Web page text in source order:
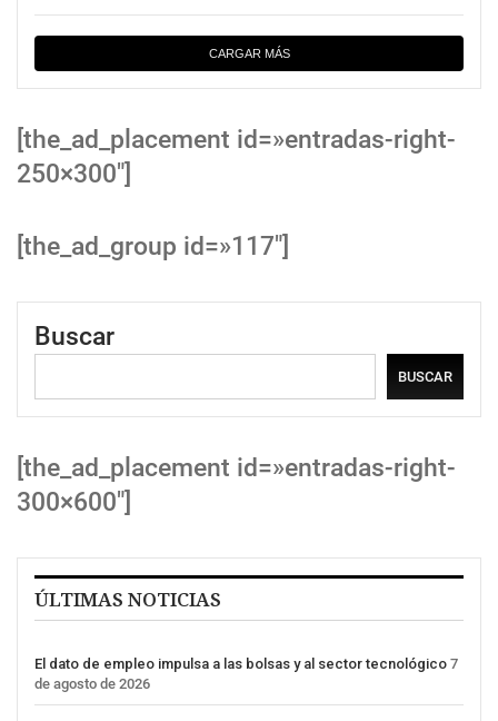
CARGAR MÁS
[the_ad_placement id=»entradas-right-
250×300″]
[the_ad_group id=»117″]
Buscar
BUSCAR
[the_ad_placement id=»entradas-right-
300×600″]
ÚLTIMAS NOTICIAS
El dato de empleo impulsa a las bolsas y al sector tecnológico 7
de agosto de 2026